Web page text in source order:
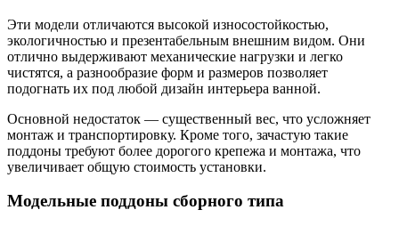
Эти модели отличаются высокой износостойкостью,
экологичностью и презентабельным внешним видом. Они
отлично выдерживают механические нагрузки и легко
чистятся, а разнообразие форм и размеров позволяет
подогнать их под любой дизайн интерьера ванной.
Основной недостаток — существенный вес, что усложняет
монтаж и транспортировку. Кроме того, зачастую такие
поддоны требуют более дорогого крепежа и монтажа, что
увеличивает общую стоимость установки.
Модельные поддоны сборного типа